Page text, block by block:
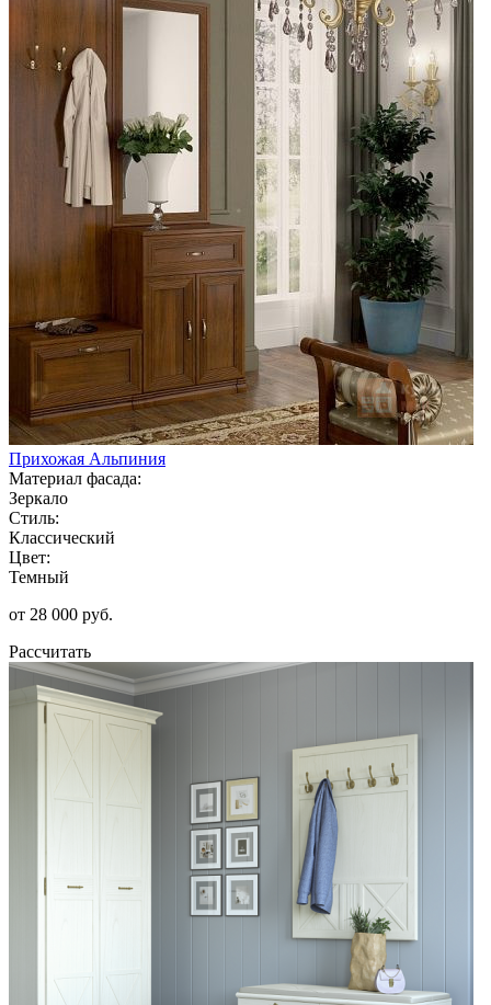
Прихожая Альпиния
Материал фасада:
Зеркало
Стиль:
Классический
Цвет:
Темный
от 28 000 руб.
Рассчитать